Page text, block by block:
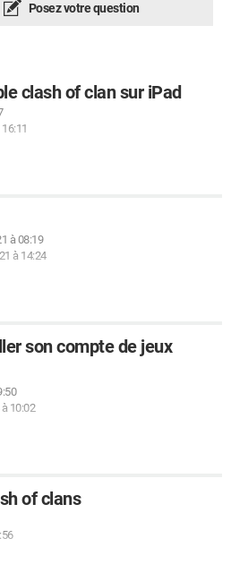
Posez votre question
clash of clan sur iPad
à 08:19
à 14:24
son compte de jeux
10:02
of clans